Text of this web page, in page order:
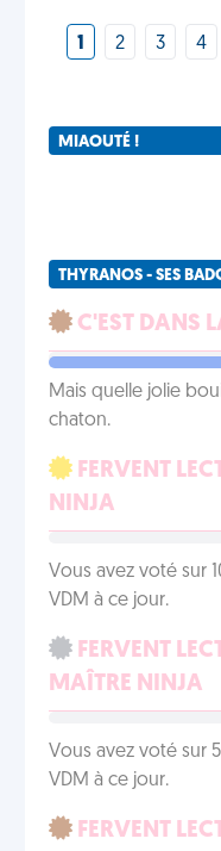
1 2 3 4
MIAOUTÉ !
THYRANOS - SES
C'EST DANS
Mais quelle jolie
chaton.
FERVENT
NINJA
Vous avez voté sur
VDM à ce jour.
FERVENT
MAÎTRE NINJA
Vous avez voté sur
VDM à ce jour.
FERVENT